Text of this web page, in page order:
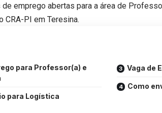
emprego abertas para a área de
CRA-PI em Teresina.
para Professor(a) e
para Logística
Vaga de
Como